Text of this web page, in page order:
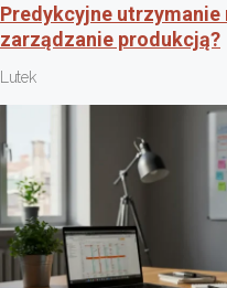
Predykcyjne utrzymanie
zarządzanie produkcją?
Lutek